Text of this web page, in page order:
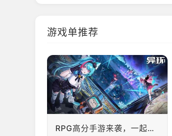
游戏单推荐
RPG高分手游来袭，一起走进游戏世界吧！